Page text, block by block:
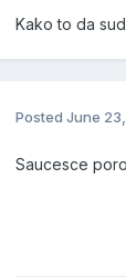
Kako to da
Posted June
Saucesce